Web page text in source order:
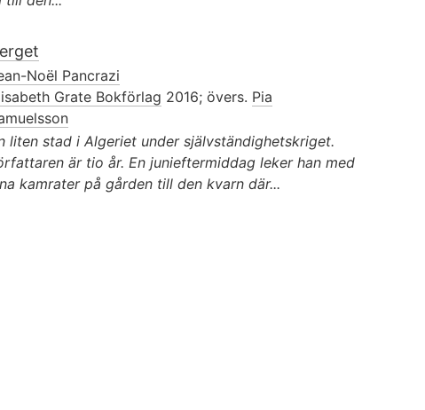
Noël Pancrazi
Grate Bokförlag 2016; övers. Pia
liten stad i Algeriet under självständighetskriget.
är tio år. En junieftermiddag leker han med
kamrater på gården till den kvarn där...